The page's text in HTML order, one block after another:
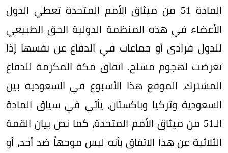
المادة 51 من ميثاق الأمم المتحدة تعطي الدول
الأعضاء في هذه المنظمة الدولية الحق الطبيعي
للدول فرادى أو جماعات في الدفاع عن نفسها إذا
تعرضت لهجوم مسلح. اتفاق مكة المكرمة للدفاع
المشترك، الموقع هذا الأسبوع في السعودية بين
السعودية وتركيا وباكستان، يأتي في سياق المادة
الـ51 من ميثاق الأمم المتحدة، كما نص بيان القمة
الثلاثية عن هذا الاتفاق بأنه ليس موجهاً ضد أحد، أو